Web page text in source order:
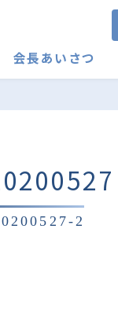
会長あいさつ
2